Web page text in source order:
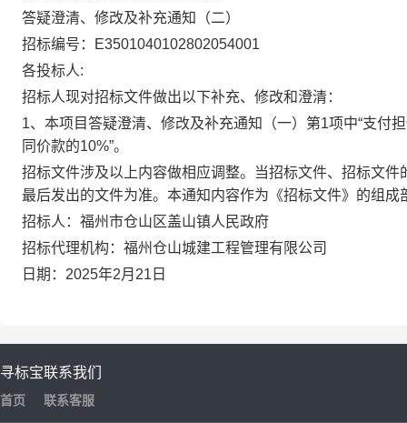
答疑澄清、修改及补充通知
（二）
招标编号：
E3501040102802054001
各投标人:
招标人现对招标文件做出以下补充、修改和澄清：
1、本项目答疑澄清、修改及补充通知 （一） 第1项中“支付
同价款的10%”。
招标文件涉及以上内容做相应调整。
当招标文件、招标文件
最后发出的文件为准。本通知内容作为《招标文件》的组
招标人： 福州市仓山区盖山镇人民政府
招标代理机构： 福州仓山城建工程管理有限公司
日期： 2025年2月 21 日
寻标宝
首页
联系我们
联系客服